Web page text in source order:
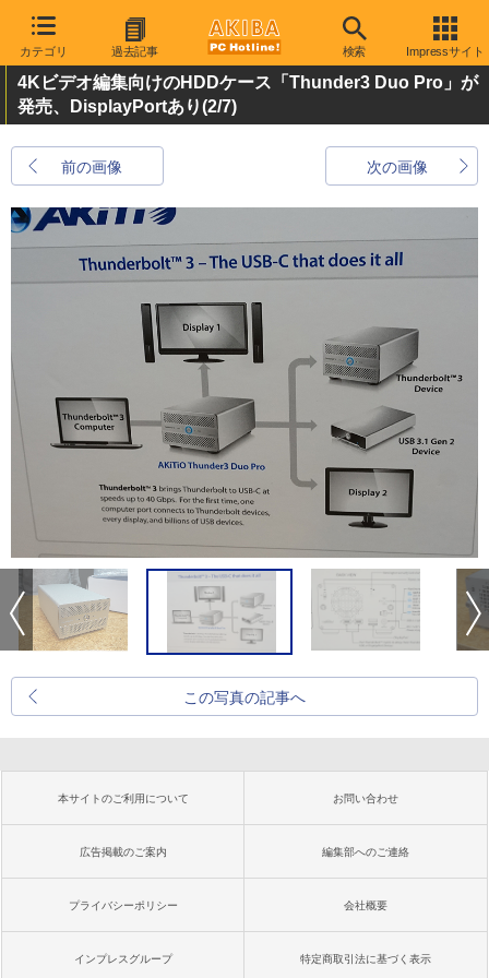
カテゴリ 過去記事 検索 Impressサイト
4Kビデオ編集向けのHDDケース「Thunder3 Duo Pro」が
発売、DisplayPortあり(2/7)
前の画像 次の画像
この写真の記事へ
本サイトのご利用について お問い合わせ
広告掲載のご案内 編集部へのご連絡
プライバシーポリシー 会社概要
インプレスグループ 特定商取引法に基づく表示